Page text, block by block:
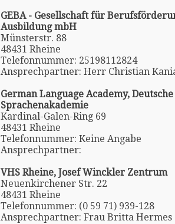
GEBA - Gesellschaft für
Ausbildung mbH
Münsterstr. 88
48431 Rheine
Telefonnummer: 25198112824
Ansprechpartner: Herr Christian
German Language Academy, Deutsche
Sprachenakademie
Kardinal-Galen-Ring 69
48431 Rheine
Telefonnummer: Keine Angabe
Ansprechpartner:
VHS Rheine, Josef Winckler Zentrum
Neuenkirchener Str. 22
48431 Rheine
Telefonnummer: (0 59 71) 939-128
Ansprechpartner: Frau Britta Hermes